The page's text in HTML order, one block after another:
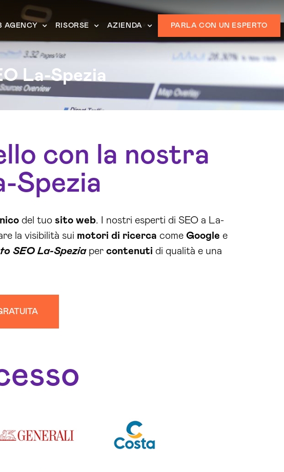
AGENCY RISORSE AZIENDA PARLA CON UN ESPERTO
La-Spezia
con la nostra
Spezia
del tuo sito web. I nostri esperti di SEO a La-
la visibilità sui motori di ricerca come Google e
SEO La-Speziaper contenuti di qualità e una